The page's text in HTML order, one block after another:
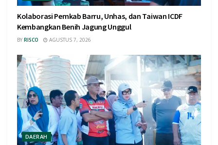
Kolaborasi Pemkab Barru, Unhas, dan Taiwan ICDF
Kembangkan Benih Jagung Unggul
BY RISCO AGUSTUS 7, 2026
DAERAH